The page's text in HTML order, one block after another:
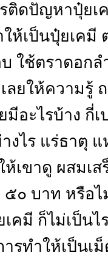
ติดปัญหาปุ๋ยเ
ให้เป็นปุ๋ยเคมี
บ ใช้ตราดอก
ลยให้ความรู้
มีอะไรบ้าง กี่
งไร แร่ธาตุ
เขาดู ผสมเ
๐ บาท หรือไ
เคมี ก็ไม่เป็น
รทำให้เป็นเ